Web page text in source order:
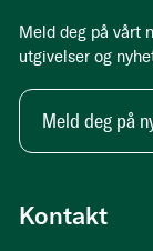
Kontakt
Meld deg på vårt
utgivelser og
Meld deg på